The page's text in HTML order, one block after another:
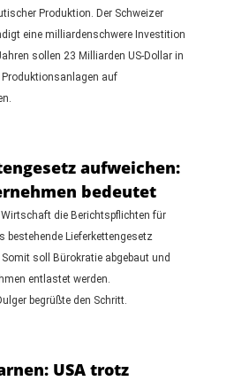
Produktion. Der Schweizer
eine milliardenschwere Investition
sollen 23 Milliarden US-Dollar in
auf
aufweichen:
bedeutet
die Berichtspflichten für
bestehende Lieferkettengesetz
soll Bürokratie abgebaut und
entlastet werden.
begrüßte den Schritt.
USA trotz